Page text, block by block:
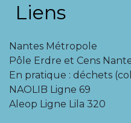
Liens
Nantes Métropole
Pôle Erdre et Cens
En pratique : déchets
NAOLIB Ligne 69
Aleop Ligne Lila 320